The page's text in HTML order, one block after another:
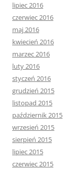
lipiec 2016
czerwiec 2016
maj 2016
kwiecień 2016
marzec 2016
luty 2016
styczeń 2016
grudzień 2015
listopad 2015
październik 2015
wrzesień 2015
sierpień 2015
lipiec 2015
czerwiec 2015